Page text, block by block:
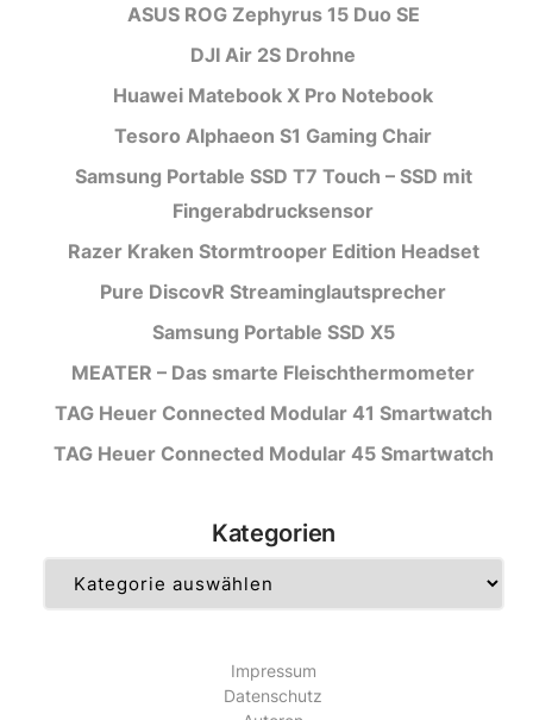
ASUS ROG Zephyrus 15 Duo SE
DJI Air 2S Drohne
Huawei Matebook X Pro Notebook
Tesoro Alphaeon S1 Gaming Chair
Samsung Portable SSD T7 Touch – SSD mit
Fingerabdrucksensor
Razer Kraken Stormtrooper Edition Headset
Pure DiscovR Streaminglautsprecher
Samsung Portable SSD X5
MEATER – Das smarte Fleischthermometer
TAG Heuer Connected Modular 41 Smartwatch
TAG Heuer Connected Modular 45 Smartwatch
Kategorien
Impressum
Datenschutz